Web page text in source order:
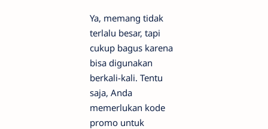
Ya, memang tidak
terlalu besar, tapi
cukup bagus karena
bisa digunakan
berkali-kali. Tentu
saja, Anda
memerlukan kode
promo untuk